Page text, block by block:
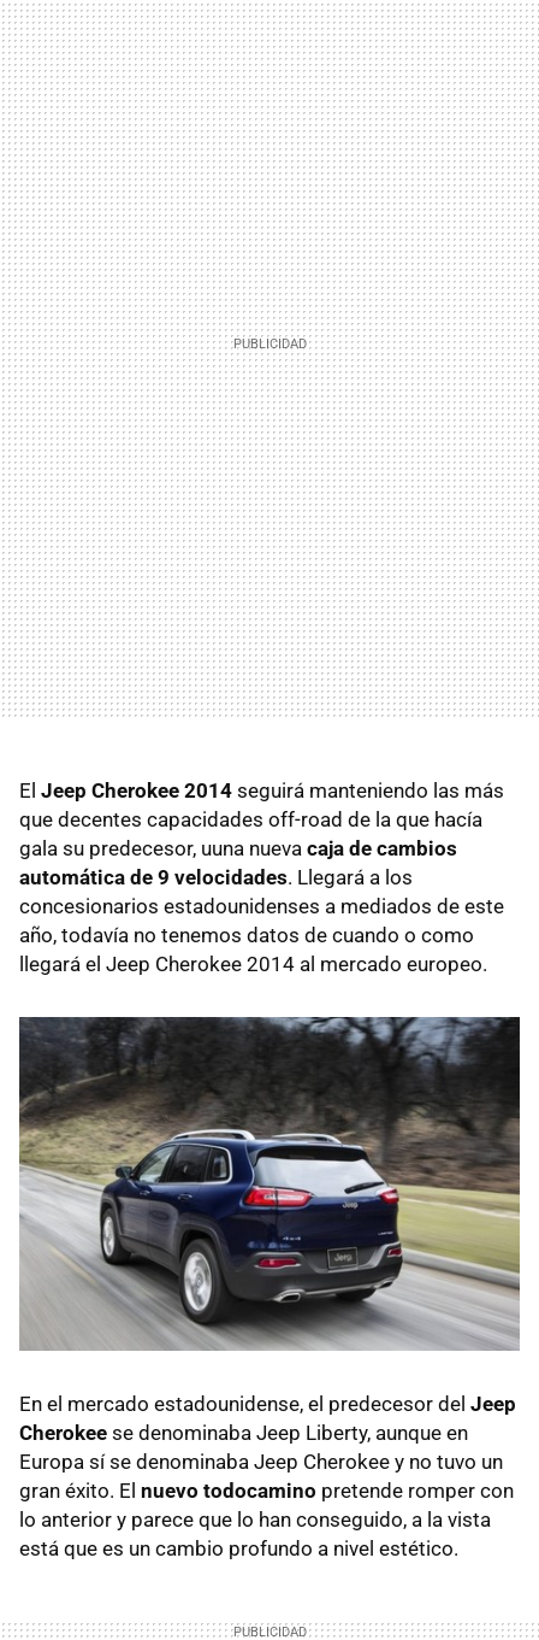
El Jeep Cherokee 2014 seguirá manteniendo las más
que decentes capacidades off-road de la que hacía
gala su predecesor, uuna nueva caja de cambios
automática de 9 velocidades. Llegará a los
concesionarios estadounidenses a mediados de este
año, todavía no tenemos datos de cuando o como
llegará el Jeep Cherokee 2014 al mercado europeo.
En el mercado estadounidense, el predecesor del Jeep
Cherokee se denominaba Jeep Liberty, aunque en
Europa sí se denominaba Jeep Cherokee y no tuvo un
gran éxito. El nuevo todocamino pretende romper con
lo anterior y parece que lo han conseguido, a la vista
está que es un cambio profundo a nivel estético.